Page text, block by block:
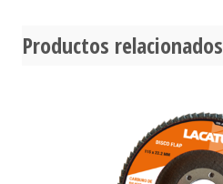
Productos relacionados